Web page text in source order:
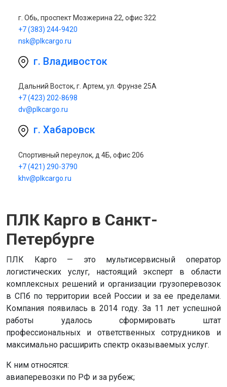
г. Обь, проспект Мозжерина 22, офис 322
+7 (383) 244-9420
nsk@plkcargo.ru
г. Владивосток
Дальний Восток, г. Артем, ул. Фрунзе 25А
+7 (423) 202-8698
dv@plkcargo.ru
г. Хабаровск
Спортивный переулок, д 4Б, офис 206
+7 (421) 290-3790
khv@plkcargo.ru
ПЛК Карго в Санкт-
Петербурге
ПЛК Карго — это мультисервисный оператор
логистических услуг, настоящий эксперт в области
комплексных решений и организации грузоперевозок
в СПб по территории всей России и за ее пределами.
Компания появилась в 2014 году. За 11 лет успешной
работы удалось сформировать штат
профессиональных и ответственных сотрудников и
максимально расширить спектр оказываемых услуг.
К ним относятся:
авиаперевозки по РФ и за рубеж;